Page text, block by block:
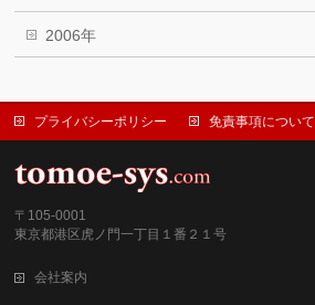
2006年
プライバシーポリシー 免責事項について
〒105-0001
東京都港区虎ノ門一丁目１番２１号
会社案内